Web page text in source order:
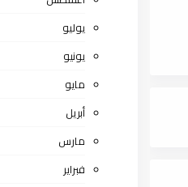
يوليو
يونيو
مايو
أبريل
مارس
فبراير